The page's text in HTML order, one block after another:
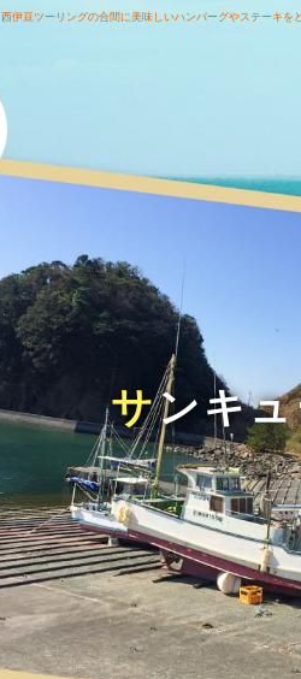
西伊豆ツーリングの合間に美味しいハンバーグやステーキを
サンキ